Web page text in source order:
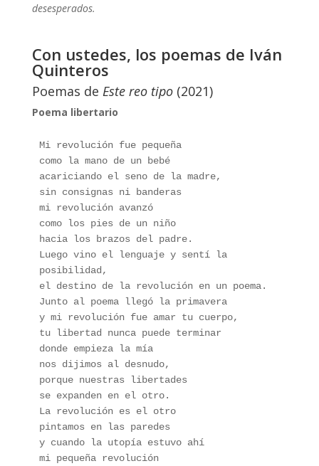
desesperados.
Con ustedes, los poemas de Iván
Quinteros
Poemas de Este reo tipo(2021)
Poema libertario
Mi revolución fue pequeña
como la mano de un bebé
acariciando el seno de la madre,
sin consignas ni banderas
mi revolución avanzó
como los pies de un niño
hacia los brazos del padre.
Luego vino el lenguaje y sentí la
posibilidad,
el destino de la revolución en un poema.
Junto al poema llegó la primavera
y mi revolución fue amar tu cuerpo,
tu libertad nunca puede terminar
donde empieza la mía
nos dijimos al desnudo,
porque nuestras libertades
se expanden en el otro.
La revolución es el otro
pintamos en las paredes
y cuando la utopía estuvo ahí
mi pequeña revolución